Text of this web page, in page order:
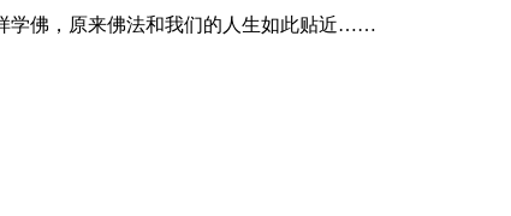
学佛，原来佛法和我们的人生如此贴近……